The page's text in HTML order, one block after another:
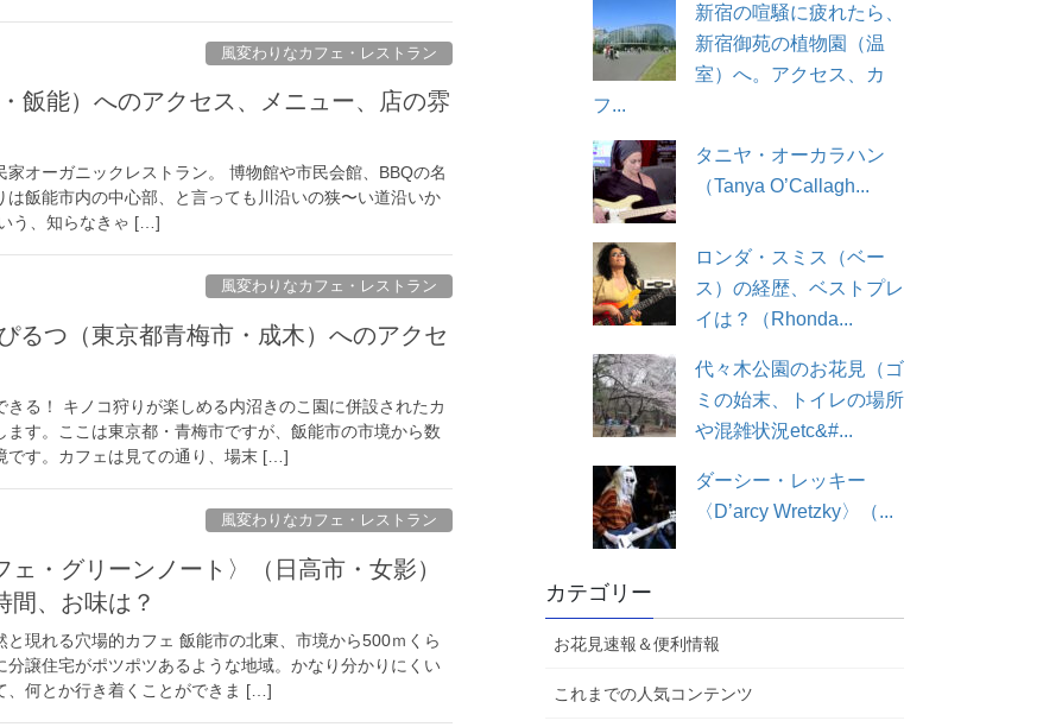
風変わりなカフェ・レストラン
飯能）へのアクセス、メニュー、店の雰
オーガニックレストラン。 博物館や市民会館、BBQの名
は飯能市内の中心部、と言っても川沿いの狭〜い道沿いか
う、知らなきゃ […]
風変わりなカフェ・レストラン
るつ（東京都青梅市・成木）へのアクセ
きる！ キノコ狩りが楽しめる内沼きのこ園に併設されたカ
ます。ここは東京都・青梅市ですが、飯能市の市境から数
です。カフェは見ての通り、場末 […]
風変わりなカフェ・レストラン
・グリーンノート〉（日高市・女影）
間、お味は？
と現れる穴場的カフェ 飯能市の北東、市境から500ｍくら
分譲住宅がポツポツあるような地域。かなり分かりにくい
、何とか行き着くことができま […]
新宿の喧騒に疲れたら、
新宿御苑の植物園（温
室）へ。アクセス、カ
フ...
タニヤ・オーカラハン
（Tanya O’Callagh...
ロンダ・スミス（ベー
ス）の経歴、ベストプレ
イは？（Rhonda...
代々木公園のお花見（ゴ
ミの始末、トイレの場所
や混雑状況etc&#...
ダーシー・レッキー
〈D’arcy Wretzky〉（...
カテゴリー
お花見速報＆便利情報
これまでの人気コンテンツ